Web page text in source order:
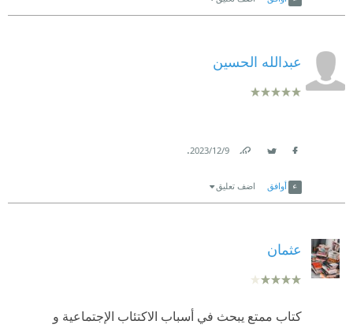
عبدالله الحسين
9‏/12‏/2023
.
أوافق اضف تعليق
عثمان
كتاب ممتع يبحث في أسباب الاكتئاب الإجتماعية و